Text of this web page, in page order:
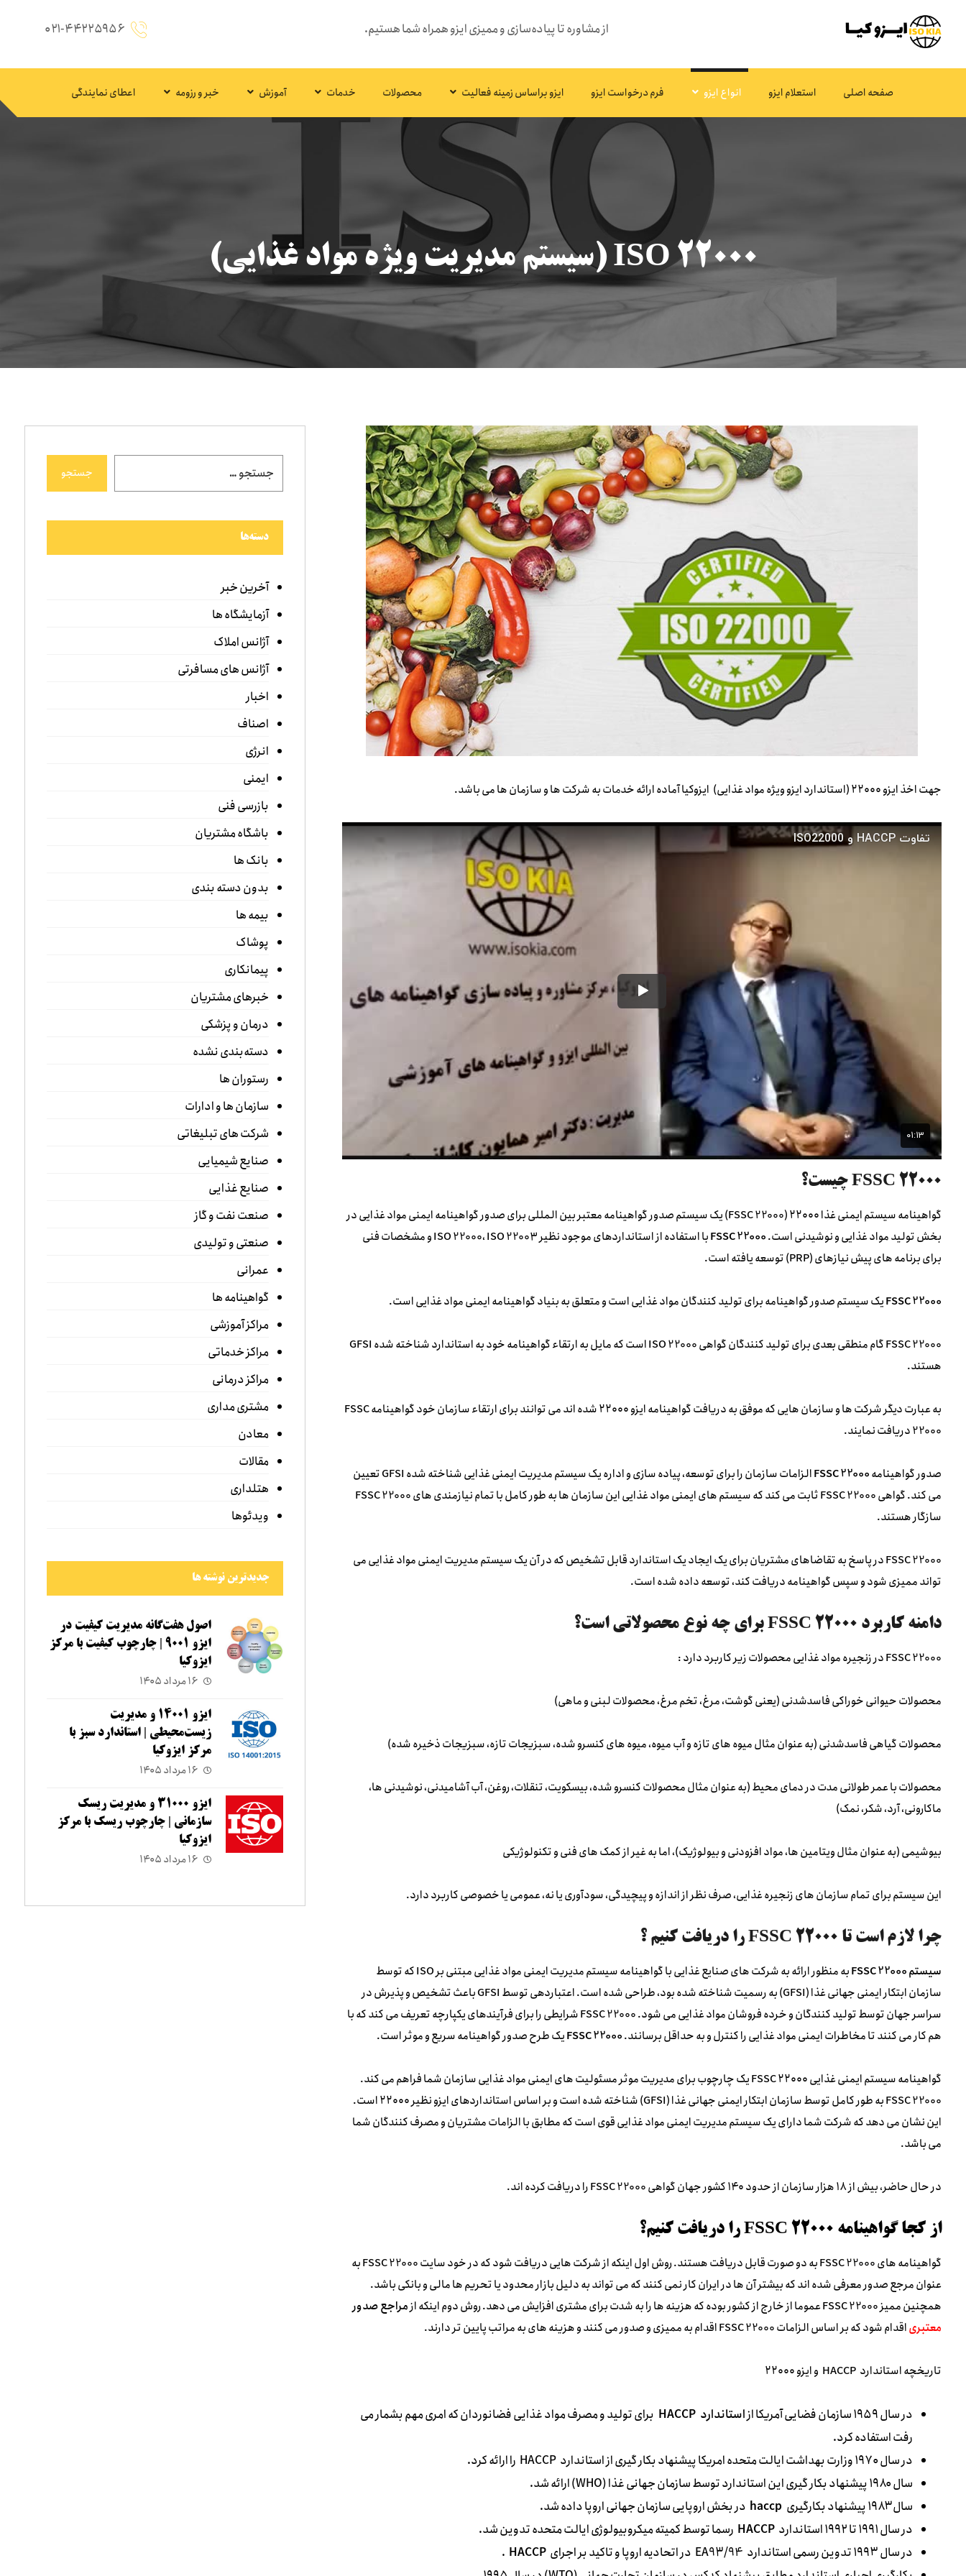
از مشاوره تا پیاده‌سازی و ممیزی ایزو همراه شما هستیم. ۰۲۱-۴۴۲۲۵۹۵۶
صفحه اصلی استعلام ایزو انواع ایزو فرم درخواست ایزو ایزو براساس زمینه فعالیت محصولات خدمات آموزش خبر و رزومه اعطای نمایندگی
ISO 22000 (سیستم مدیریت ویژه مواد غذایی)
جهت اخذ ایزو ۲۲۰۰۰ (استاندارد ایزو ویژه مواد غذایی) ایزوکیا آماده ارائه خدمات به شرکت ها و سازمان ها می باشد.
FSSC 22000 چیست؟
گواهینامه سیستم ایمنی غذا ۲۲۰۰۰ (FSSC 22000) یک سیستم صدور گواهینامه معتبر بین المللی برای صدور گواهینامه ایمنی مواد غذایی در
بخش تولید مواد غذایی و نوشیدنی است.
با استفاده از استانداردهای موجود نظیر ISO 22000، ISO 22003 و مشخصات فنی
برای برنامه های پیش نیازهای (PRP) توسعه یافته است.
FSSC 22000یک سیستم صدور گواهینامه برای تولید کنندگان مواد غذایی است و متعلق به بنیاد گواهینامه ایمنی مواد غذایی است.
FSSC 22000 گام منطقی بعدی برای تولید کنندگان گواهی ISO 22000 است که مایل به ارتقاء گواهینامه خود به استاندارد شناخته شده GFSI
هستند.
به عبارت دیگر شرکت ها و سازمان هایی که موفق به دریافت گواهینامه ایزو ۲۲۰۰۰ شده اند می توانند برای ارتقاء سازمان خود گواهینامه FSSC
22000 دریافت نمایند.
صدور گواهینامهFSSC 22000
الزامات سازمان را برای توسعه، پیاده سازی و اداره یک سیستم مدیریت ایمنی غذایی شناخته شده GFSI تعیین
می کند. گواهی FSSC 22000 ثابت می کند که سیستم های ایمنی مواد غذایی این سازمان ها به طور کامل با تمام نیازمندی های FSSC 22000
سازگار هستند.
FSSC 22000 در پاسخ به تقاضاهای مشتریان برای یک ایجاد یک استاندارد قابل تشخیص که در آن یک سیستم مدیریت ایمنی مواد غذایی می
تواند ممیزی شود و سپس گواهینامه دریافت کند، توسعه داده شده است.
دامنه کاربرد FSSC 22000 برای چه نوع محصولاتی است؟
FSSC 22000 در زنجیره مواد غذایی محصولات زیر کاربرد دارد :
محصولات حیوانی خوراکی فاسدشدنی (یعنی گوشت، مرغ، تخم مرغ، محصولات لبنی و ماهی)
محصولات گیاهی فاسدشدنی (به عنوان مثال میوه های تازه و آب میوه، میوه های کنسرو شده، سبزیجات تازه، سبزیجات ذخیره شده)
محصولات با عمر طولانی مدت در دمای محیط (به عنوان مثال محصولات کنسرو شده، بیسکویت، تنقلات، روغن، آب آشامیدنی، نوشیدنی ها،
ماکارونی، آرد، شکر، نمک)
بیوشیمی (به عنوان مثال ویتامین ها، مواد افزودنی و بیولوژیک)، اما به غیر از کمک های فنی و تکنولوژیکی
این سیستم برای تمام سازمان های زنجیره غذایی، صرف نظر از اندازه و پیچیدگی، سودآوری یا نه، عمومی یا خصوصی کاربرد دارد.
چرا لازم است تا FSSC 22000 را دریافت کنیم ؟
سیستم FSSC 22000
به منظور ارائه به شرکت های صنایع غذایی با گواهینامه سیستم مدیریت ایمنی مواد غذایی مبتنی بر ISO که توسط
سازمان ابتکار ایمنی جهانی غذا (GFSI) به رسمیت شناخته شده بود، طراحی شده است. اعتباردهی توسط GFSI باعث تشخیص و پذیرش در
سراسر جهان توسط تولید کنندگان و خرده فروشان مواد غذایی می شود. FSSC 22000 شرایطی را برای فرآیندهای یکپارچه تعریف می کند که با
هم کار می کنند تا مخاطرات ایمنی مواد غذایی را کنترل و به حداقل برسانند.FSSC 22000یک طرح صدور گواهینامه سریع و موثر است.
گواهینامه سیستم ایمنی غذایی ۲۲۰۰۰ FSSC یک چارچوب برای مدیریت موثر مسئولیت های ایمنی مواد غذایی سازمان شما فراهم می کند.
FSSC 22000 به طور کامل توسط سازمان ابتکار ایمنی جهانی غذا (GFSI) شناخته شده است و بر اساس استانداردهای ایزو نظیر ۲۲۰۰۰ است.
این نشان می دهد که شرکت شما دارای یک سیستم مدیریت ایمنی مواد غذایی قوی است که مطابق با الزامات مشتریان و مصرف کنندگان شما
می باشد.
در حال حاضر، بیش از ۱۸ هزار سازمان از حدود ۱۴۰ کشور جهان گواهی FSSC 22000 را دریافت کرده اند.
از کجا گواهینامه FSSC 22000 را دریافت کنیم؟
گواهینامه های FSSC 22000 به دو صورت قابل دریافت هستند. روش اول اینکه از شرکت هایی دریافت شود که در خود سایت FSSC 22000 به
عنوان مرجع صدور معرفی شده اند که بیشتر آن ها در ایران کار نمی کنند که می تواند به دلیل بازار محدود یا تحریم ها مالی و بانکی باشد.
همچنین ممیز FSSC 22000 عموما از خارج از کشور بوده که هزینه ها را به شدت برای مشتری افزایش می دهد. روش دوم اینکه از
مراجع صدور
معتبریاقدام شود که بر اساس الزامات FSSC 22000 اقدام به ممیزی و صدور می کنند و هزینه های به مراتب پایین تر دارند.
تاریخچه استاندارد HACCP و ایزو ۲۲۰۰۰
در سال ۱۹۵۹ سازمان فضایی آمریکا از استاندارد HACCP برای تولید و مصرف مواد غذایی فضانوردان که امری مهم بشمار می
رفت استفاده کرد.
در سال ۱۹۷۰ وزارت بهداشت ایالت متحده امریکا پیشنهاد بکار گیری از استاندارد
HACCP را ارائه کرد.
سال ۱۹۸۰ پیشنهاد بکار گیری این استاندارد توسط سازمان جهانی غذا (
WHO) ارائه شد.
سال ۱۹۸۳ پیشنهاد بکارگیری
haccp در بخش اروپایی سازمان جهانی اروپا داده شد.
در سال ۱۹۹۱ تا ۱۹۹۲ استاندارد
HACCP رسما توسط کمیته میکروبیولوژی ایالت متحده تدوین شد.
در سال ۱۹۹۳ تدوین رسمی استاندارد
EA93/94 در اتحادیه اروپا و تاکید بر اجرای HACCP
.
جستجو
دسته‌ها
آخرین خبر
آزمایشگاه ها
آژانس املاک
آژانس های مسافرتی
اخبار
اصناف
انرژی
ایمنی
بازرسی فنی
باشگاه مشتریان
بانک ها
بدون دسته بندی
بیمه ها
پوشاک
پیمانکاری
خبرهای مشتریان
درمان و پزشکی
دسته‌بندی نشده
رستوران ها
سازمان ها و ادارات
شرکت های تبلیغاتی
صنایع شیمیایی
صنایع غذایی
صنعت نفت و گاز
صنعتی و تولیدی
عمرانی
گواهینامه ها
مراکز آموزشی
مراکز خدماتی
مراکز درمانی
مشتری مداری
معادن
مقالات
هتلداری
ویدئوها
جدیدترین نوشته ها
اصول هفت‌گانه مدیریت کیفیت در
ایزو ۹۰۰۱ | چارچوب کیفیت با مرکز
ایزوکیا
۱۶ مرداد ۱۴۰۵
ایزو ۱۴۰۰۱ و مدیریت
زیست‌محیطی | استاندارد سبز با
مرکز ایزوکیا
۱۶ مرداد ۱۴۰۵
ایزو ۳۱۰۰۰ و مدیریت ریسک
سازمانی | چارچوب ریسک با مرکز
ایزوکیا
۱۶ مرداد ۱۴۰۵